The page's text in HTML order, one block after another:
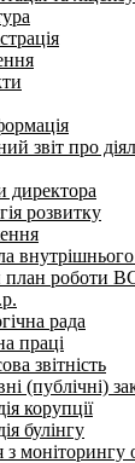
звіт про
директора
розвитку
план роботи
рада
праці
звітність
(публічні)
корупції
булінгу
з моніторингу